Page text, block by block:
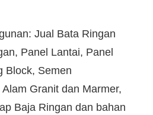
Jual Bata Ringan
Panel Lantai, Panel
Block, Semen
Granit dan Marmer,
Baja Ringan dan bahan